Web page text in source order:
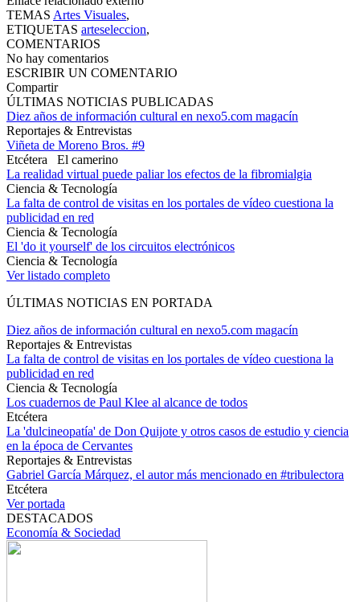
TEMAS Artes Visuales,
ETIQUETAS arteseleccion,
COMENTARIOS
No hay comentarios
ESCRIBIR UN COMENTARIO
Compartir
ÚLTIMAS NOTICIAS PUBLICADAS
Diez años de información cultural en nexo5.com magacín
Reportajes & Entrevistas
Viñeta de Moreno Bros. #9
Etcétera
El camerino
La realidad virtual puede paliar los efectos de la fibromialgia
Ciencia & Tecnología
La falta de control de visitas en los portales de vídeo cuestiona la
publicidad en red
Ciencia & Tecnología
El 'do it yourself' de los circuitos electrónicos
Ciencia & Tecnología
Ver listado completo
ÚLTIMAS NOTICIAS EN PORTADA
Diez años de información cultural en nexo5.com magacín
Reportajes & Entrevistas
La falta de control de visitas en los portales de vídeo cuestiona la
publicidad en red
Ciencia & Tecnología
Los cuadernos de Paul Klee al alcance de todos
Etcétera
La 'dulcineopatía' de Don Quijote y otros casos de estudio y ciencia
en la época de Cervantes
Reportajes & Entrevistas
Gabriel García Márquez, el autor más mencionado en #tribulectora
Etcétera
Ver portada
DESTACADOS
Economía & Sociedad